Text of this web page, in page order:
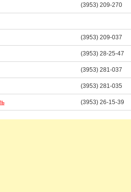
(3953) 209-270
(3953) 209-037
(3953) 28-25-47
(3953) 281-037
(3953) 281-035
(3953) 26-15-39